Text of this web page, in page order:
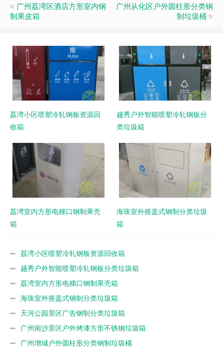
广州荔湾区酒店方形室内钢
制果皮箱
广州从化区户外圆柱形分类钢
制垃圾桶
荔湾小区喷塑冷轧钢板资源回
收箱
越秀户外智能喷塑冷轧钢板分
类垃圾箱
荔湾室内方形电梯口钢制果壳
箱
海珠室外摇盖式钢制分类垃圾
箱
荔湾小区喷塑冷轧钢板资源回收箱
越秀户外智能喷塑冷轧钢板分类垃圾箱
荔湾室内方形电梯口钢制果壳箱
海珠室外摇盖式钢制分类垃圾箱
天河公园景区广告钢制分类垃圾箱
广州南沙景区户外烤漆方形不锈钢垃圾箱
广州增城户外圆柱形分类钢制垃圾桶